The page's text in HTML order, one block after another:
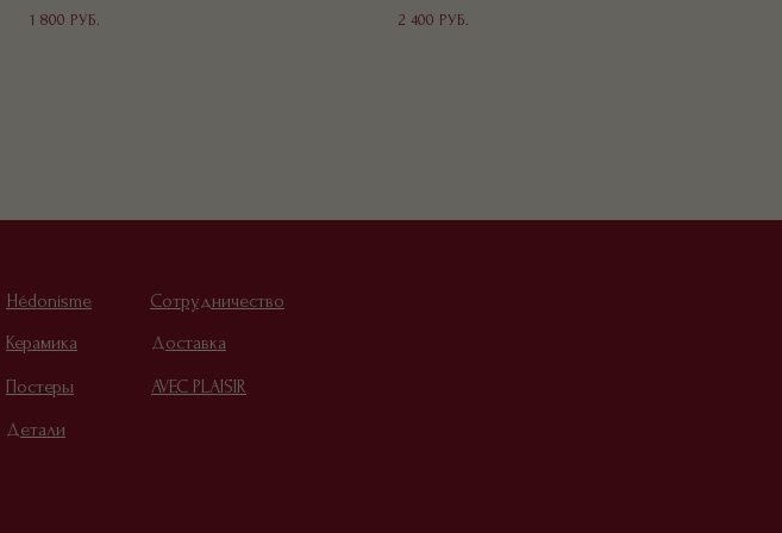
1 800 РУБ. 2 400 РУБ.
Hédonisme
AVEC PLAISIR
Сотрудничество
Керамика
Постеры
Детали
Доставка